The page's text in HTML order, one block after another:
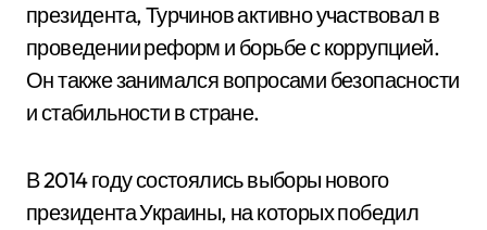
президента, Турчинов активно участвовал в
проведении реформ и борьбе с коррупцией.
Он также занимался вопросами безопасности
и стабильности в стране.
В 2014 году состоялись выборы нового
президента Украины, на которых победил